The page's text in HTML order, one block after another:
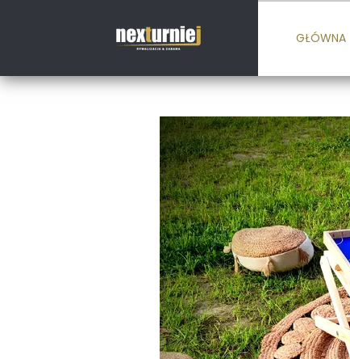
GŁÓWNA